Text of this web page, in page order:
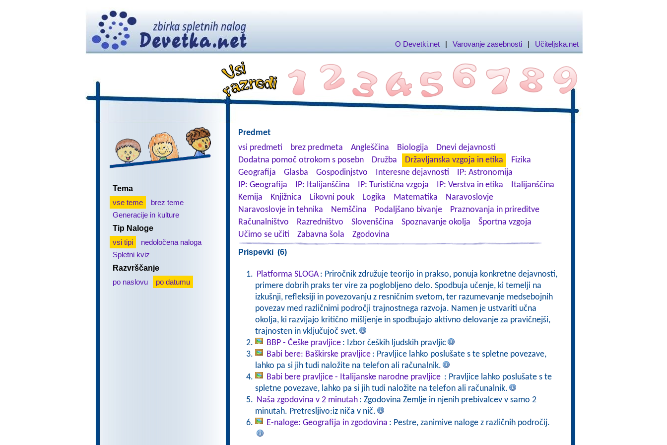
O Devetki.net | Varovanje zasebnosti | Učiteljska.net
Tema
vse teme
brez teme
Generacije in kulture
Tip Naloge
vsi tipi
nedoločena naloga
Spletni kviz
Razvrščanje
po naslovu
po datumu
Predmet
vsi predmeti
brez predmeta Angleščina Biologija
Dnevi dejavnosti
Dodatna pomoč otrokom s posebn
Družba Državljanska vzgoja in etika
Fizika
Geografija
Glasba Gospodinjstvo Interesne dejavnosti
IP: Astronomija
IP: Geografija
IP: Italijanščina IP: Turistična vzgoja IP: Verstva in etika
Italijanščina
Kemija
Knjižnica Likovni pouk Logika Matematika
Naravoslovje
Naravoslovje in tehnika
Nemščina Podaljšano bivanje
Praznovanja in prireditve
Računalništvo
Razredništvo Slovenščina Spoznavanje okolja
Športna vzgoja
Učimo se učiti
Zabavna šola Zgodovina
Prispevki (6)
Platforma SLOGA : Priročnik združuje teorijo in prakso, ponuja konkretne dejavnosti,
primere dobrih praks ter vire za poglobljeno delo. Spodbuja učenje, ki temelji na
izkušnji, refleksiji in povezovanju z resničnim svetom, ter razumevanje medsebojnih
povezav med različnimi področji trajnostnega razvoja. Namen je ustvariti učna
okolja, ki razvijajo kritično mišljenje in spodbujajo aktivno delovanje za pravičnejši,
trajnosten in vključujoč svet.
BBP - Češke pravljice : Izbor čeških ljudskih pravljic
Babi bere: Baškirske pravljice : Pravljice lahko poslušate s te spletne povezave,
lahko pa si jih tudi naložite na telefon ali računalnik.
Babi bere pravljice - Italijanske narodne pravljice : Pravljice lahko poslušate s te
spletne povezave, lahko pa si jih tudi naložite na telefon ali računalnik.
Naša zgodovina v 2 minutah : Zgodovina Zemlje in njenih prebivalcev v samo 2
minutah. Pretresljivo:iz niča v nič.
E-naloge: Geografija in zgodovina : Pestre, zanimive naloge z različnih področij.